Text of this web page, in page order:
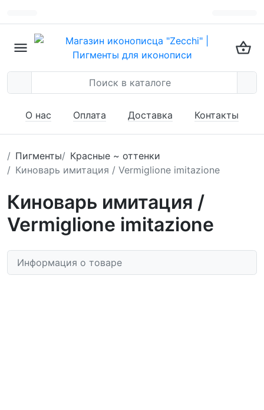
О нас Оплата Доставка Контакты
Пигменты
Красные ~ оттенки
Киноварь имитация / Vermiglione imitazione
Киноварь имитация /
Vermiglione imitazione
Информация о товаре